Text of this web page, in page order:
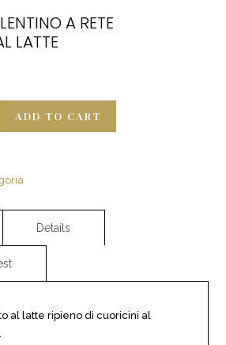
A RETE
LATTE
ADD TO CART
al latte ripieno di cuoricini al